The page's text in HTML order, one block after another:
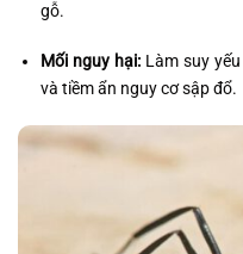
gỗ.
Mối nguy hại: Làm suy
và tiềm ẩn nguy cơ sập đổ.